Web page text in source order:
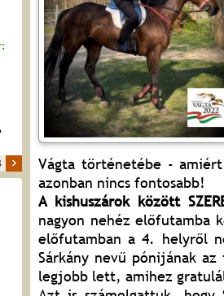
Vágta történetébe - amiért
azonban nincs fontosabb!
A kishuszárok között
nagyon nehéz előfutamba
előfutamban a 4. helyről
Sárkány nevű pónijának
legjobb lett, amihez